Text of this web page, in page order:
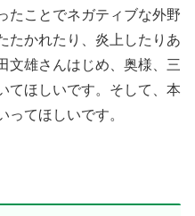
たことでネガティブな外野
たかれたり、炎上したりあ
文雄さんはじめ、奥様、三
てほしいです。そして、本
ってほしいです。